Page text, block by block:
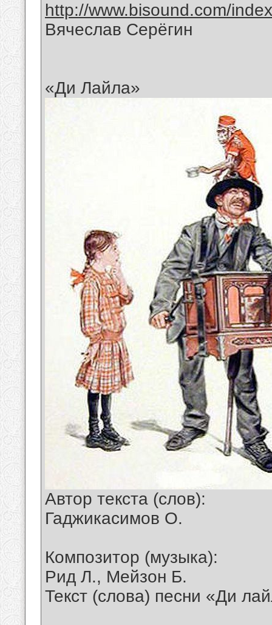
http://www.bisound.com/
Вячеслав Серёгин
«Ди Лайла»
Автор текста (слов):
Гаджикасимов О.
Композитор (музыка):
Рид Л., Мейзон Б.
Текст (слова) песни «Ди